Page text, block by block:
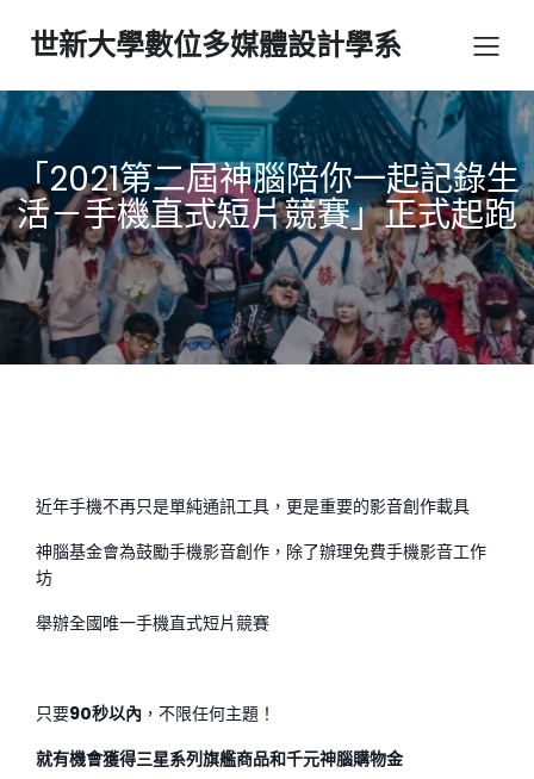
世新大學數位多媒體設計學系
「2021第二屆神腦陪你一起記錄生
活－手機直式短片競賽」正式起跑
近年手機不再只是單純通訊工具，更是重要的影音創作載具
神腦基金會為鼓勵手機影音創作，除了辦理免費手機影音工作
坊
舉辦全國唯一手機直式短片競賽
只要90秒以內 ，不限任何主題！
就有機會獲得三星系列旗艦商品和千元神腦購物金